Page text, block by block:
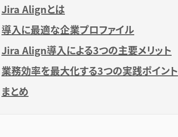
Jira Alignとは
導入に最適な企業プロファイル
Jira Align導入による3つの主要メリット
業務効率を最大化する3つの実践ポイント
まとめ